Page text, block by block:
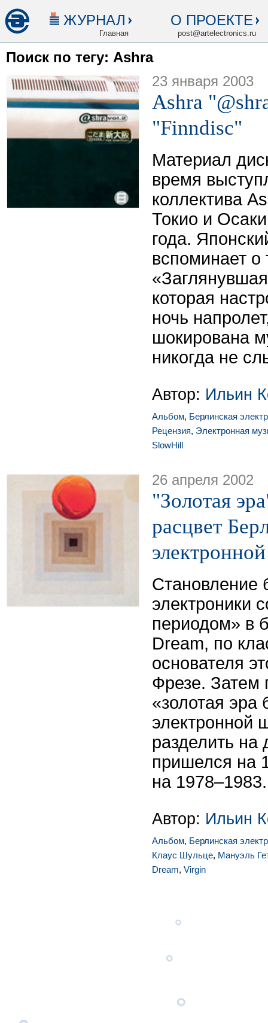
ЖУРНАЛ
Главная
О ПРОЕКТЕ
post@artelectronics.ru
Поиск по тегу: Ashra
23 января 2003
Ashra
"Finndisc"
Материал
время
коллектива
Токио и
года.
вспоминает о
которая
ночь
шокирована
никогда не
Автор: Ильин
Альбом, Берлинская
Рецензия, Электронная
SlowHill
26 апреля 2002
"Золотая
расцвет
Становление
электроники
периодом» в
Dream, по
основателя
Фрезе. Затем
«золотая эра
электронной
разделить на
пришелся на
на 1978–1983.
Автор: Ильин
Альбом, Берлинская
Клаус Шульце, Мануэль
Dream, Virgin